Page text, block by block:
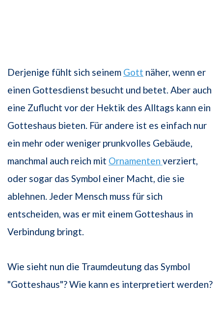
Derjenige fühlt sich seinem Gott näher, wenn er
einen Gottesdienst besucht und betet. Aber auch
eine Zuflucht vor der Hektik des Alltags kann ein
Gotteshaus bieten. Für andere ist es einfach nur
ein mehr oder weniger prunkvolles Gebäude,
manchmal auch reich mit Ornamenten verziert,
oder sogar das Symbol einer Macht, die sie
ablehnen. Jeder Mensch muss für sich
entscheiden, was er mit einem Gotteshaus in
Verbindung bringt.
Wie sieht nun die Traumdeutung das Symbol
"Gotteshaus"? Wie kann es interpretiert werden?